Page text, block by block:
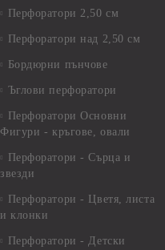
Перфоратори 2,50 см
Перфоратори над 2,50 см
Бордюрни пънчове
Ъглови перфоратори
Перфоратори Основни
Фигури - кръгове, овали
Перфоратори - Сърца и
звезди
Перфоратори - Цветя, листа
и клонки
Перфоратори - Детски